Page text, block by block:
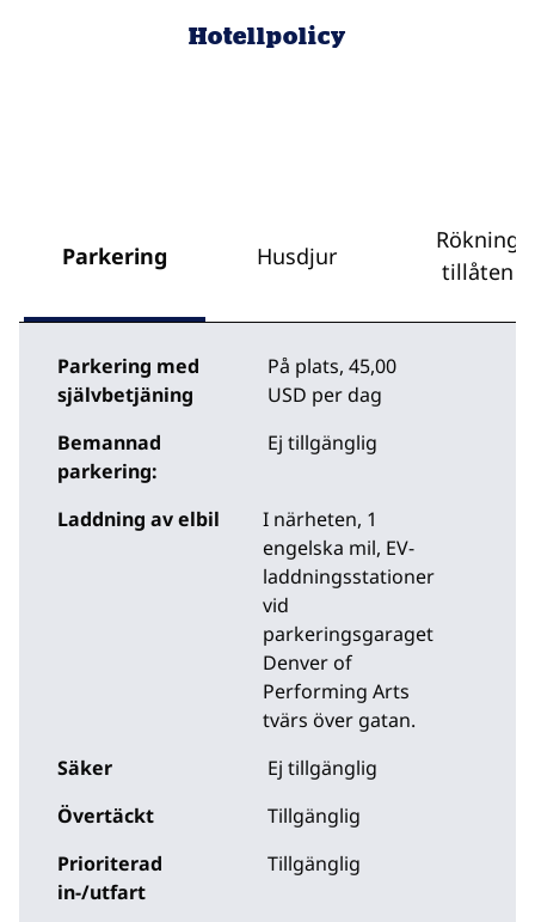
Hotellpolicy
Parkering Husdjur
Rökning
tillåten
Parkering med
självbetjäning
På plats, 45,00
USD per dag
Bemannad
parkering:
Ej tillgänglig
Laddning av elbil
I närheten, 1
engelska mil, EV-
laddningsstationer
vid
parkeringsgaraget
Denver of
Performing Arts
tvärs över gatan.
Säker
Ej tillgänglig
Övertäckt
Tillgänglig
Prioriterad
in-/utfart
Tillgänglig